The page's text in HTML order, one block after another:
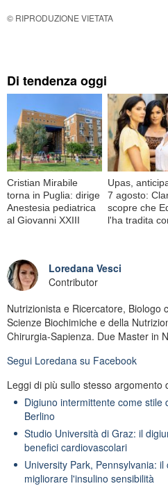
© RIPRODUZIONE VIETATA
Di tendenza oggi
Cristian Mirabile
torna in Puglia: dirige
Anestesia pediatrica
al Giovanni XXIII
Upas,
7 agosto:
scopre che
l'ha tradita
Loredana Vesci
Contributor
Nutrizionista e Ricercatore, Biologo
Scienze Biochimiche e della
Chirurgia-Sapienza. Due Master in
Segui Loredana su Facebook
Leggi di più sullo stesso argomento
Digiuno intermittente come stile
Berlino
Studio Università di Graz: il
benefici cardiovascolari
University Park, Pennsylvania:
migliorare l'insulino sensibilità